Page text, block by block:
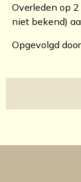
Overleden op
niet bekend)
Opgevolgd